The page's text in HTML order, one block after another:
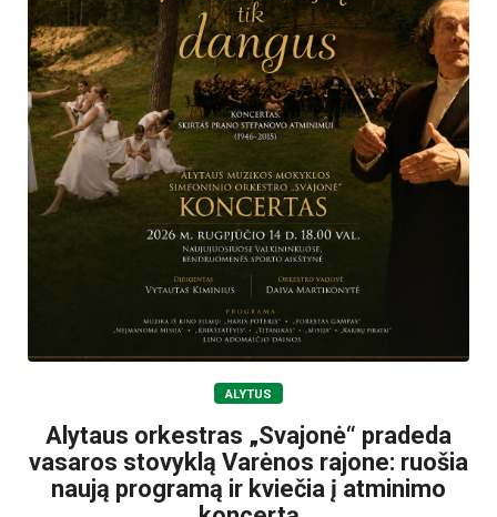
ALYTUS
Alytaus orkestras „Svajonė“ pradeda
vasaros stovyklą Varėnos rajone: ruošia
naują programą ir kviečia į atminimo